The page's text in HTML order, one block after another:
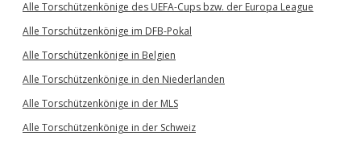
Alle Torschützenkönige des UEFA-Cups bzw. der Europa League
Alle Torschützenkönige im DFB-Pokal
Alle Torschützenkönige in Belgien
Alle Torschützenkönige in den Niederlanden
Alle Torschützenkönige in der MLS
Alle Torschützenkönige in der Schweiz